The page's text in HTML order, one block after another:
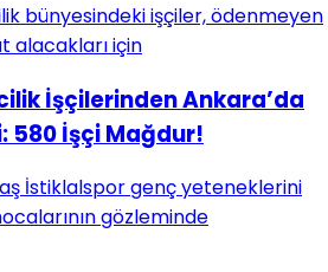
İşçilerinden Ankara’da
580 İşçi Mağdur!